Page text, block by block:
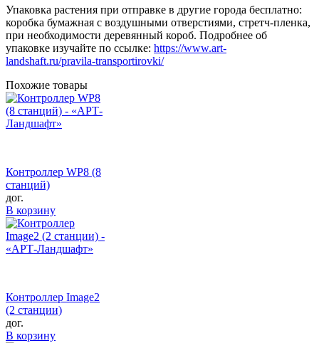
Упаковка растения при отправке в другие города бесплатно:
коробка бумажная с воздушными отверстиями, стретч-пленка,
при необходимости деревянный короб. Подробнее об
упаковке изучайте по ссылке: https://www.art-
landshaft.ru/pravila-transportirovki/
Похожие товары
Контроллер WP8 (8
станций)
дог.
В корзину
Контроллер Image2
(2 станции)
дог.
В корзину